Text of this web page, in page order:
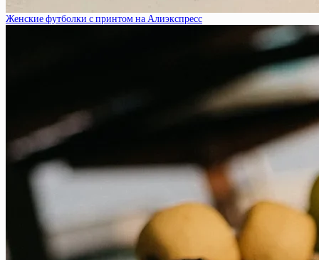
Женские футболки с принтом на Алиэкспресс